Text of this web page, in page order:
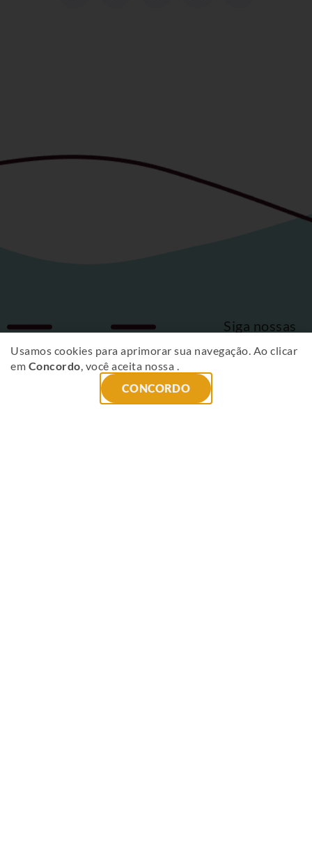
Fique
Siga nossas
CONCORDO
Usamos cookies para aprimorar sua navegação. Ao clicar
em Concordo, você aceita nossa .